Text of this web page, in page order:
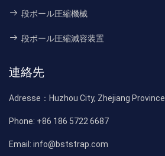
段ボール圧縮機械
段ボール圧縮減容装置
連絡先
Adresse： Huzhou City, Zhejiang Province
Phone: +86 186 5722 6687
Email: info@bststrap.com